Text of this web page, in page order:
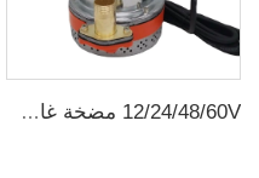
12/24/48/60V مضخة غاطسة شمسية صغيرة dc ذات فرشاة